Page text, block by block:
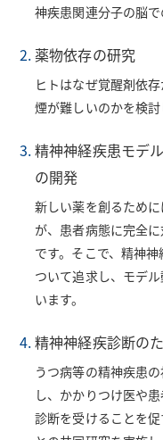
神疾患関連分子の脳で
薬物依存の研究
ヒトはなぜ覚醒剤依
煙が難しいのかを検討
精神神経疾患モデ
の開発
新しい薬を創るため
が、患者病態に完全
です。そこで、精神
ついて追求し、モデ
います。
精神神経疾診断の
うつ病等の精神疾患
し、かかりつけ医や
診断を受けることを